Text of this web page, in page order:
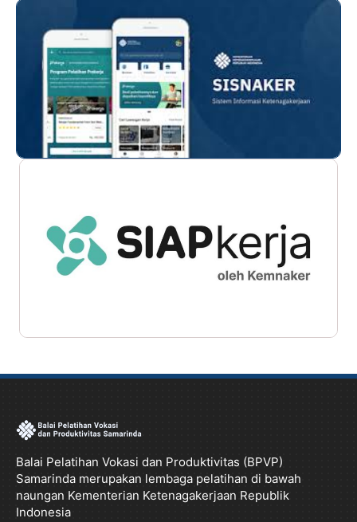
Balai Pelatihan Vokasi dan Produktivitas (BPVP)
Samarinda merupakan lembaga pelatihan di bawah
naungan Kementerian Ketenagakerjaan Republik
Indonesia